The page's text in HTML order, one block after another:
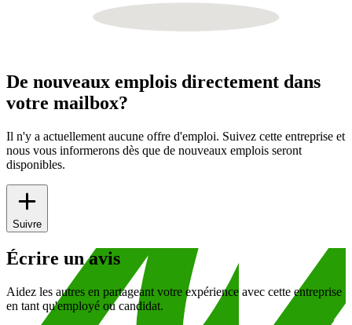
De nouveaux emplois directement dans
votre mailbox?
Il n'y a actuellement aucune offre d'emploi. Suivez cette entreprise et
nous vous informerons dès que de nouveaux emplois seront
disponibles.
Suivre
Écrire un avis
Aidez les autres en partageant votre expérience avec cette entreprise
en tant qu'employé ou candidat.